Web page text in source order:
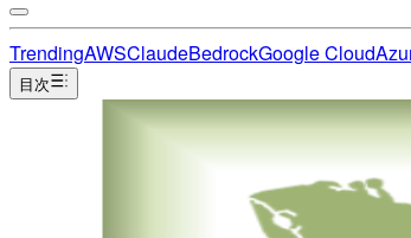
TrendingAWSClaudeBedrockGoogle Cloud
目次